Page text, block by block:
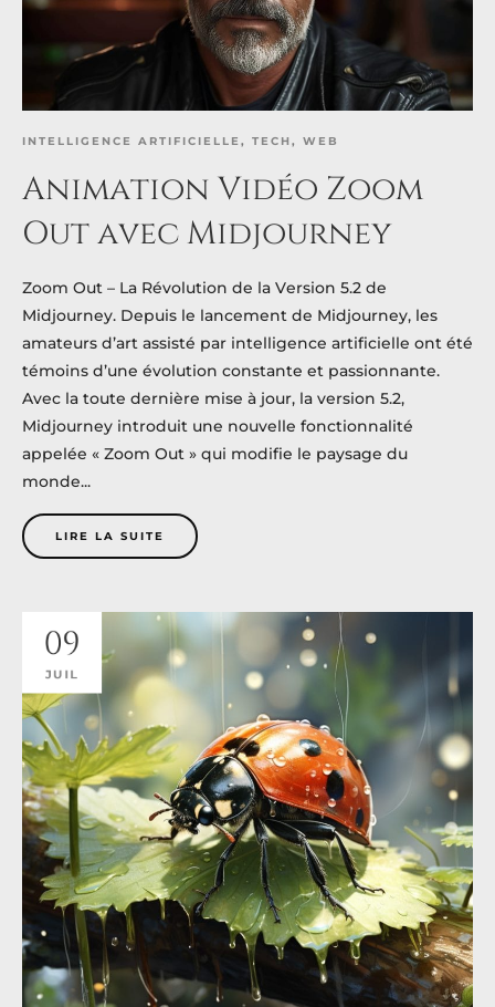
INTELLIGENCE ARTIFICIELLE, TECH, WEB
Animation Vidéo Zoom
Out avec Midjourney
Zoom Out – La Révolution de la Version 5.2 de
Midjourney. Depuis le lancement de Midjourney, les
amateurs d’art assisté par intelligence artificielle ont été
témoins d’une évolution constante et passionnante.
Avec la toute dernière mise à jour, la version 5.2,
Midjourney introduit une nouvelle fonctionnalité
appelée « Zoom Out » qui modifie le paysage du
monde...
LIRE LA SUITE
09
JUIL